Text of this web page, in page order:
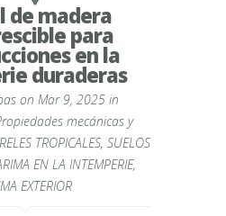
de madera
para
en la
duraderas
on Mar 9, 2025 in
mecánicas y
TROPICALES, SUELOS
EN LA INTEMPERIE,
EXTERIOR